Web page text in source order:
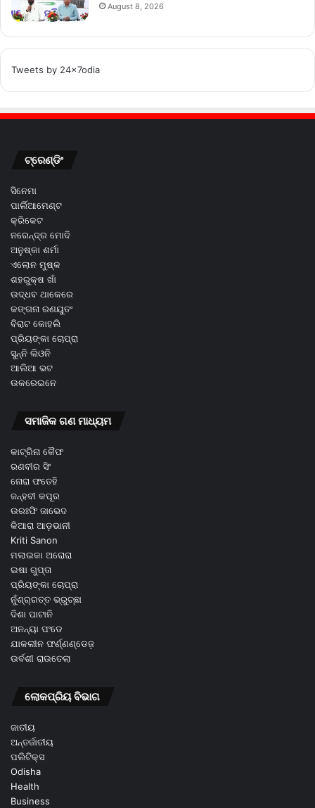
August 8, 2026
Tweets by 24x7odia
ଟ୍ରେଣ୍ଡିଂ
ସିନେମା
ପାର୍ଲିଆମେଣ୍ଟ
କ୍ରିକେଟ
ନରେନ୍ଦ୍ର ମୋଦି
ଅନୁଷ୍କା ଶର୍ମା
ଏଲୋନ ମୁଷ୍କ
ଶହରୁକ୍ଷ ଖାଁ
ଉଦ୍ଧବ ଥାକେରେ
କଙ୍ଗନା ରଣୟୁତଂ
ବିରାଟ କୋହଲି
ପ୍ରିୟଙ୍କା ଚୋପ୍ରା
ସୁନ୍ନି ଲିଓନି
ଆଲିଆ ଭଟ
ଉକରେଇନେ
ସମାଜିକ ଗଣ ମାଧ୍ୟମ
କାଟ୍ରିନା କୈଫ
ରଣବୀର ସିଂ
ନୋରା ଫତେହି
ଜନ୍ହବୀ କପୂର
ଉରଃଫି ଜାଭେଦ
କିଆରା ଆଡ଼ଭାନୀ
Kriti Sanon
ମଲାଇକା ଅରୋରା
ଇଷା ଗୁପ୍ତା
ପ୍ରିୟଙ୍କା ଚୋପ୍ରା
ନୁଁଶ୍ର୍ରତ୍ତ ଭ୍ରୁଚ୍ଛା
ଦିଶା ପାଟାନି
ଅନନ୍ୟା ପଂଡେ
ଯାକଲୀନ ଫର୍ଣ୍ଣଣ୍ଡେଜ଼
ଉର୍ବଶୀ ରାଉତେଲା
ଲୋକପ୍ରିୟ ବିଭାଗ
ଜାତୀୟ
ଅନ୍ତର୍ଜାତୀୟ
ପଲିଟିକ୍ସ
Odisha
Health
Business